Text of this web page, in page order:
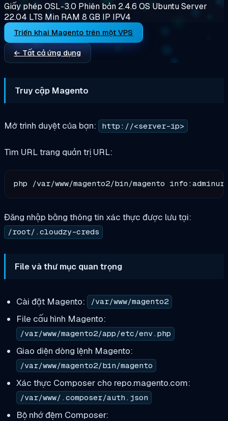
Giấy phép OSL-3.0 Phiên bản 2.4.6 OS Ubuntu Server
22.04 LTS Min RAM 8 GB IP IPV4
Triển khai Magento trên một VPS
← Tất cả ứng dụng
Truy cập Magento
Mở trình duyệt của bạn: http://<server-ip>
Tìm URL trang quản trị URL:
Đăng nhập bằng thông tin xác thực được lưu tại:
/root/.cloudzy-creds
File và thư mục quan trọng
Cài đặt Magento: /var/www/magento2
File cấu hình Magento:
/var/www/magento2/app/etc/env.php
Giao diện dòng lệnh Magento:
/var/www/magento2/bin/magento
Xác thực Composer cho repo.magento.com:
/var/www/.composer/auth.json
Bộ nhớ đệm Composer: